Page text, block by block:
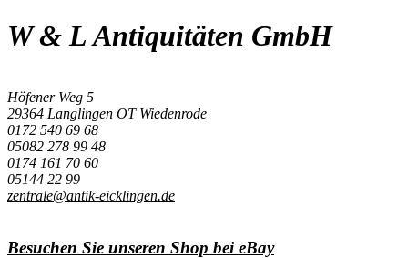
W & L Antiquitäten GmbH
Höfener Weg 5
29364 Langlingen OT Wiedenrode
0172 540 69 68
05082 278 99 48
0174 161 70 60
05144 22 99
zentrale@antik-eicklingen.de
Besuchen Sie unseren Shop bei eBay